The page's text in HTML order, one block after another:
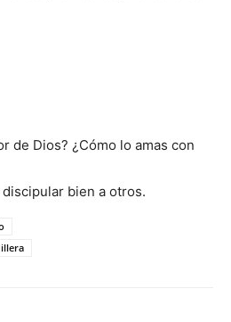
de Dios? ¿Cómo lo amas con
bien a otros.